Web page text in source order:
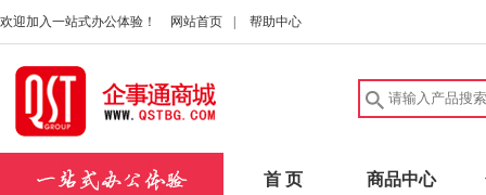
欢迎加入一站式办公体验！ 网站首页 帮助中心
首 页 商品中心